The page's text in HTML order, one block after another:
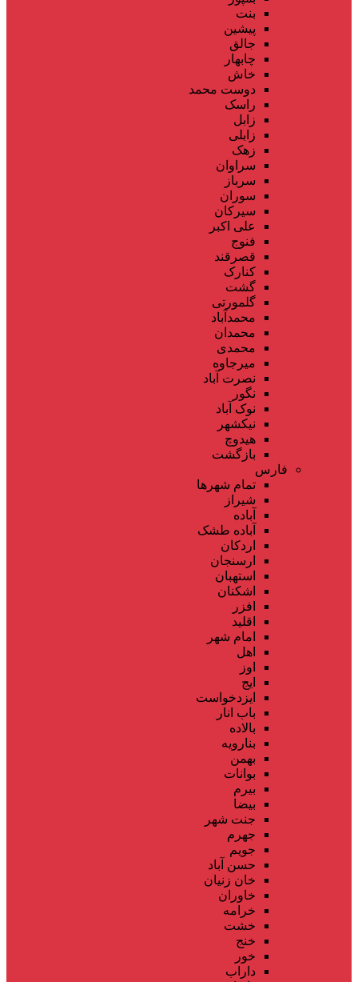
بنت
پیشین
جالق
چابهار
خاش
دوست محمد
راسک
زابل
زابلی
زهک
سراوان
سرباز
سوران
سیرکان
علی اکبر
فنوج
قصرقند
کنارک
گشت
گلمورتی
محمدآباد
محمدان
محمدی
میرجاوه
نصرت آباد
نگور
نوک آباد
نیکشهر
هیدوچ
بازگشت
فارس
تمام شهر‌ها
شیراز
آباده
آباده طشک
اردکان
ارسنجان
استهبان
اشکنان
افزر
اقلید
امام شهر
اهل
اوز
ایج
ایزدخواست
باب انار
بالاده
بنارویه
بهمن
بوانات
بیرم
بیضا
جنت شهر
جهرم
جویم
حسن آباد
خان زنیان
خاوران
خرامه
خشت
خنج
خور
داراب